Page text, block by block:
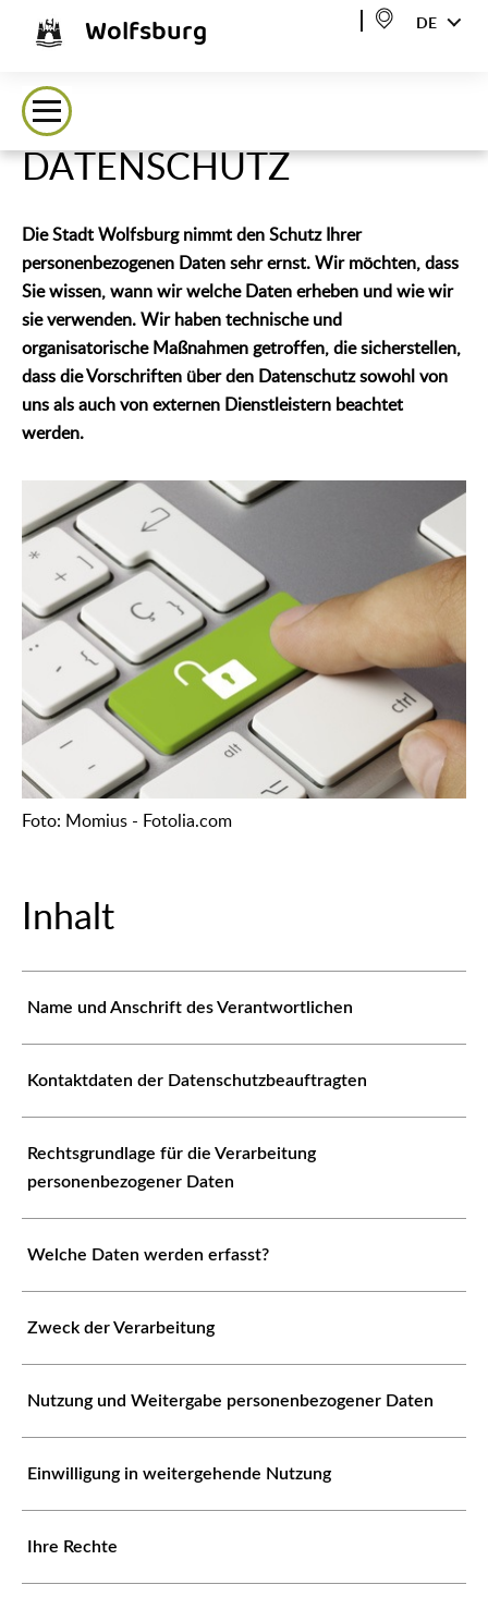
Wolfsburg DE
DATENSCHUTZ
Die Stadt Wolfsburg nimmt den Schutz Ihrer
personenbezogenen Daten sehr ernst. Wir möchten, dass
Sie wissen, wann wir welche Daten erheben und wie wir
sie verwenden. Wir haben technische und
organisatorische Maßnahmen getroffen, die sicherstellen,
dass die Vorschriften über den Datenschutz sowohl von
uns als auch von externen Dienstleistern beachtet
werden.
Foto: Momius - Fotolia.com
Inhalt
Name und Anschrift des Verantwortlichen
Kontaktdaten der Datenschutzbeauftragten
Rechtsgrundlage für die Verarbeitung
personenbezogener Daten
Welche Daten werden erfasst?
Zweck der Verarbeitung
Nutzung und Weitergabe personenbezogener Daten
Einwilligung in weitergehende Nutzung
Ihre Rechte